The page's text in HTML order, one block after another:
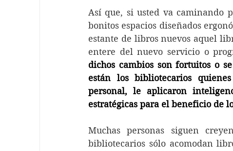
Así que, si usted va caminando
bonitos espacios diseñados
estante de libros nuevos aquel
entere del nuevo servicio o
dichos cambios son fortuitos o
están los bibliotecarios
personal, le aplicaron
estratégicas para el beneficio de
Muchas personas siguen
bibliotecarios sólo acomodan